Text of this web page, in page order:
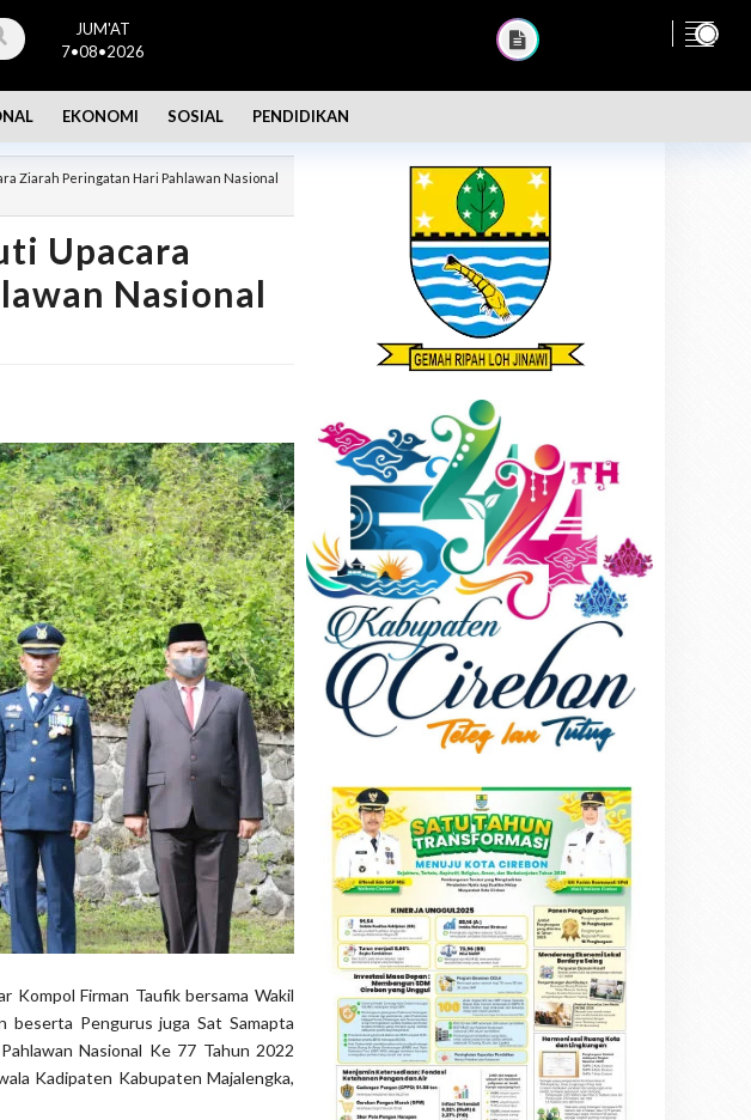
JUM'AT
7•08•2026
EKONOMI SOSIAL PENDIDIKAN
Ziarah Peringatan Hari Pahlawan Nasional
Upacara
Nasional
Kompol Firman Taufik bersama Wakil
beserta Pengurus juga Sat Samapta
Nasional Ke 77 Tahun 2022
Kadipaten Kabupaten Majalengka,